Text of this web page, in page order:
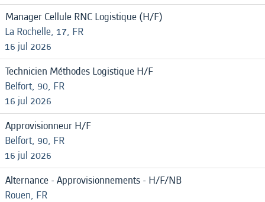
Manager Cellule RNC Logistique (H/F)
La Rochelle, 17, FR
16 jul 2026
Technicien Méthodes Logistique H/F
Belfort, 90, FR
16 jul 2026
Approvisionneur H/F
Belfort, 90, FR
16 jul 2026
Alternance - Approvisionnements - H/F/NB
Rouen, FR